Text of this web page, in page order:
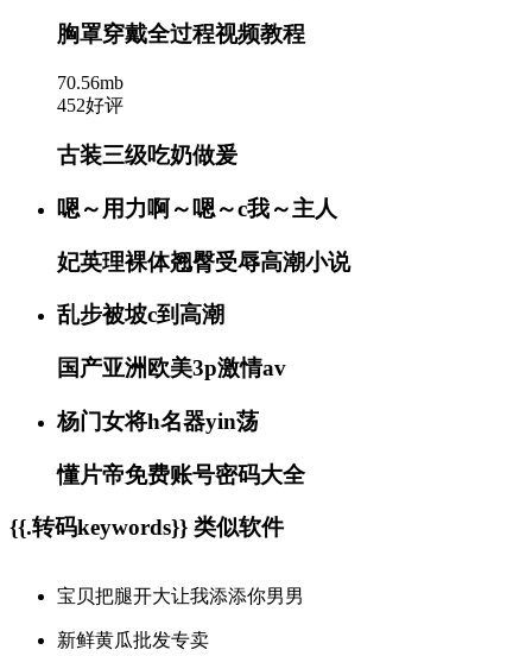
胸罩穿戴全过程视频教程
70.56mb
452好评
古装三级吃奶做爰
嗯～用力啊～嗯～c我～主人
妃英理裸体翘臀受辱高潮小说
乱步被坡c到高潮
国产亚洲欧美3p激情av
杨门女将h名器yin荡
懂片帝免费账号密码大全
{{.转码keywords}} 类似软件
宝贝把腿开大让我添添你男男
新鲜黄瓜批发专卖